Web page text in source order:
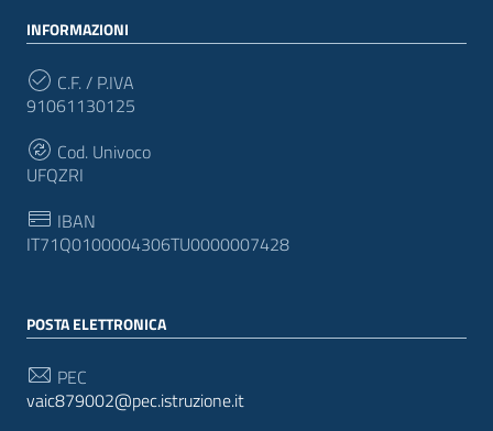
INFORMAZIONI
C.F. / P.IVA
91061130125
Cod. Univoco
UFQZRI
IBAN
IT71Q0100004306TU0000007428
POSTA ELETTRONICA
PEC
vaic879002@pec.istruzione.it